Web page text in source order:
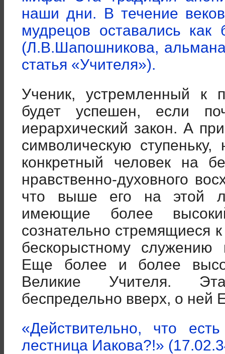
наши дни. В течение
мудрецов оставались
(Л.В.Шапошникова,
статья «Учителя»).
Ученик, устремленный к
будет успешен, если
иерархический закон. А
символическую
конкретный человек на
нравственно-духовного
что выше его на этой
имеющие более
сознательно стремящиеся
бескорыстному служению
Еще более и более
Великие Учителя.
беспредельно вверх, о ней
«Действительно, что
лестница Иакова?!»